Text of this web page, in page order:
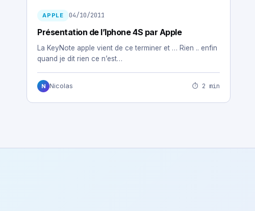
APPLE 04/10/2011
Présentation de l’Iphone 4S par Apple
La KeyNote apple vient de ce terminer et … Rien .. enfin
quand je dit rien ce n’est…
N Nicolas ⏱ 2 min